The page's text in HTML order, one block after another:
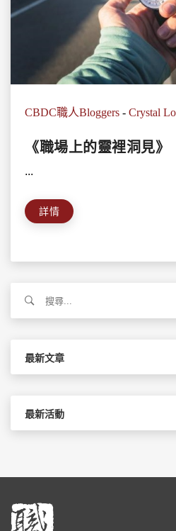
CBDC職人Bloggers - Crystal Lo
《職場上的靈裡洞見》
...
詳情
關
最新文章
最新活動